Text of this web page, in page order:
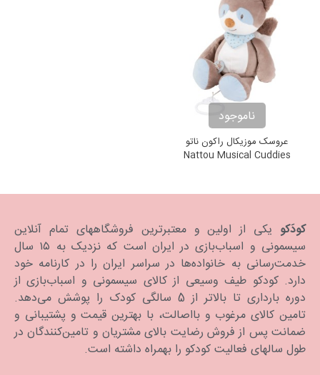
ناموجود
عروسک موزیکال راکون ناتو
Nattou Musical Cuddies
کودَکو یکی از اولین و معتبرترین فروشگاههای تمام آنلاین
سیسمونی و اسباب‌بازی در ایران است که نزدیک به ۱۵ سال
خدمت‌رسانی به خانواده‌ها در سراسر ایران را در کارنامه خود
دارد. كودكو طیف وسیعی از کالای سیسمونی و اسباب‌بازی از
دوره بارداری تا بالاتر از 5 سالگی کودک را پوشش می‌دهد.
تامین کالای مرغوب و بااصالت، با بهترین قیمت و پشتیبانی و
ضمانت پس از فروش رضایت بالای مشتریان و تامین‌کنندگان در
طول سالهای فعالیت کودکو را بهمراه داشته است.